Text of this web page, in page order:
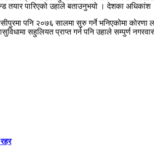
तयार पारिएको उहाले बताउनुभयो । देशका अधिकांश
पनि २०७६ सालमा सुरु गर्ने भनिएकोमा
सहुलियत प्राप्त गर्न पनि उहाले सम्पुर्ण